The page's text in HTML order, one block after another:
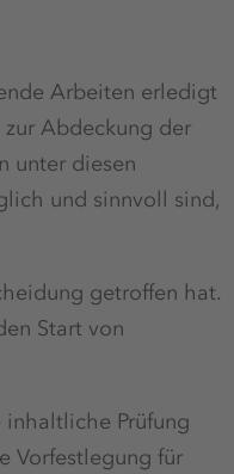
Arbeiten erledigt
Abdeckung der
unter diesen
und sinnvoll sind,
getroffen hat.
Start von
Prüfung
Vorfestlegung für